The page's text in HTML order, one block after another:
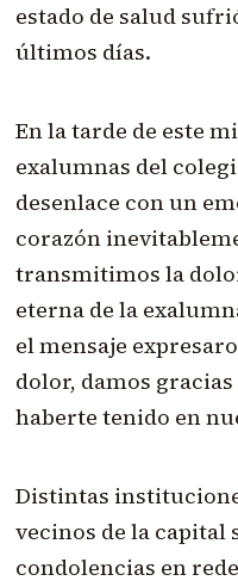
estado de salud
últimos días.
En la tarde de este
exalumnas del
desenlace con un
corazón
transmitimos la
eterna de la
el mensaje
dolor, damos
haberte tenido en
Distintas
vecinos de la capital
condolencias en